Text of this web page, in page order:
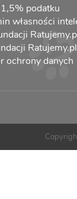
podatku
własności
Ratujemy.pl
ochrony danych